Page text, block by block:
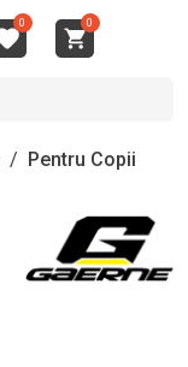
0 0
/ Pentru Copii